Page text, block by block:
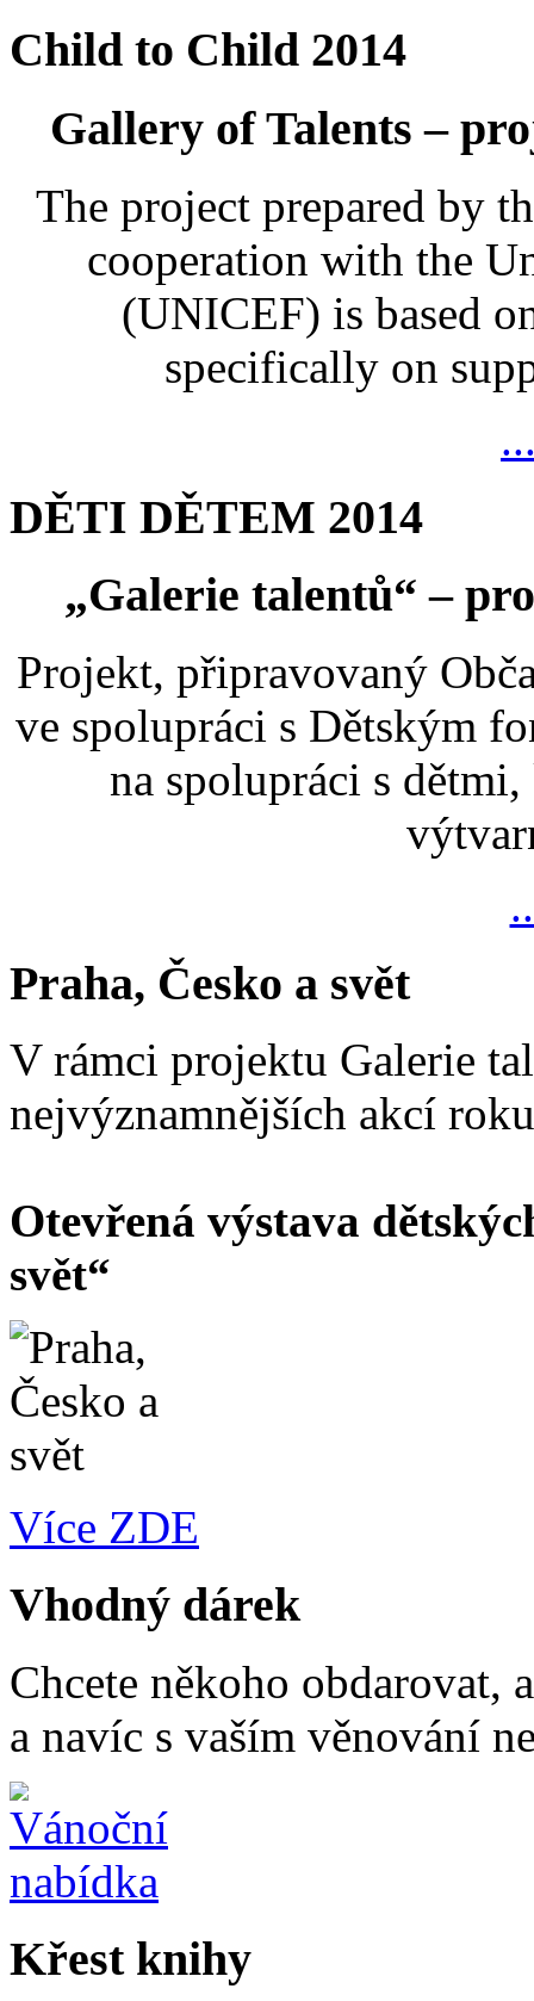
Child to Child 2014
Gallery of Talents –
The project prepared by
cooperation with the
(UNICEF) is based
specifically on
DĚTI DĚTEM 2014
„Galerie talentů“ –
Projekt, připravovaný
ve spolupráci s Dětským
na spolupráci s
Praha, Česko a svět
V rámci projektu Galerie
nejvýznamnějších akcí
Otevřená výstava
svět“
Více ZDE
Vhodný dárek
Chcete někoho obdarovat,
a navíc s vaším věnování
Křest knihy